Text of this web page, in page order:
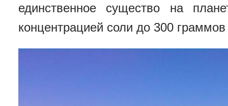
единственное существо на
концентрацией соли до 300